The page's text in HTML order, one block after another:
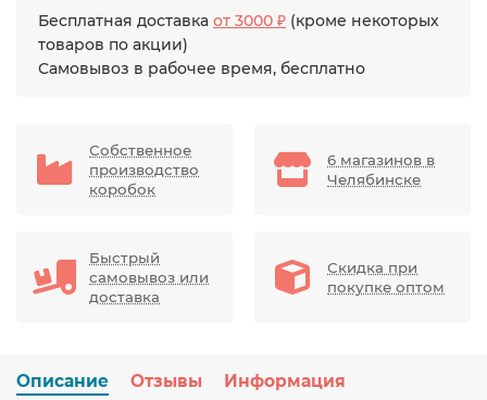
Бесплатная доставка от 3000 ₽ (кроме некоторых
товаров по акции)
Самовывоз в рабочее время, бесплатно
Собственное
производство
коробок
6 магазинов в
Челябинске
Быстрый
самовывоз или
доставка
Скидка при
покупке оптом
Описание Отзывы Информация